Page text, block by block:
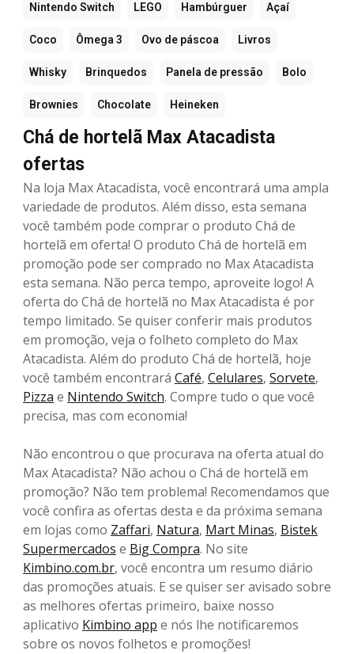
Nintendo Switch LEGO Hambúrguer Açaí
Coco Ômega 3 Ovo de páscoa Livros
Whisky Brinquedos Panela de pressão Bolo
Brownies Chocolate Heineken
Chá de hortelã Max Atacadista
ofertas
Na loja Max Atacadista, você encontrará uma ampla
variedade de produtos. Além disso, esta semana
você também pode comprar o produto Chá de
hortelã em oferta! O produto Chá de hortelã em
promoção pode ser comprado no Max Atacadista
esta semana. Não perca tempo, aproveite logo! A
oferta do Chá de hortelã no Max Atacadista é por
tempo limitado. Se quiser conferir mais produtos
em promoção, veja o folheto completo do Max
Atacadista. Além do produto Chá de hortelã, hoje
você também encontrará Café, Celulares, Sorvete,
Pizza e Nintendo Switch. Compre tudo o que você
precisa, mas com economia!
Não encontrou o que procurava na oferta atual do
Max Atacadista? Não achou o Chá de hortelã em
promoção? Não tem problema! Recomendamos que
você confira as ofertas desta e da próxima semana
em lojas como Zaffari, Natura, Mart Minas, Bistek
Supermercados e Big Compra. No site
Kimbino.com.br, você encontra um resumo diário
das promoções atuais. E se quiser ser avisado sobre
as melhores ofertas primeiro, baixe nosso
aplicativo Kimbino app e nós lhe notificaremos
sobre os novos folhetos e promoções!